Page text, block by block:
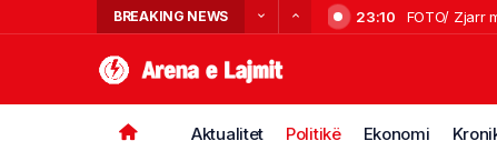
BREAKING NEWS 23:10
FOTO/ Zjarr
Aktualitet Politikë Ekonomi